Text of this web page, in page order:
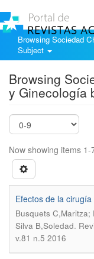
Browsing Sociedad
Subject
Browsing
y Ginecología
Now showing items 1-
Efectos de la
Busquets
Silva B,Soledad.
v.81 n.5 2016